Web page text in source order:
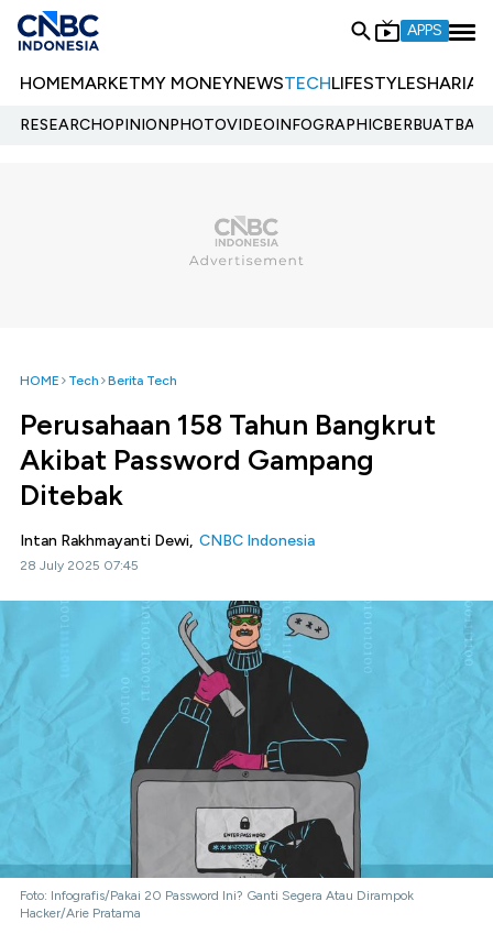
APPS
HOMEMARKETMY MONEYNEWSTECHLIFESTYLESHARIA
RESEARCHOPINIONPHOTOVIDEOINFOGRAPHIC
HOME Tech Berita Tech
Perusahaan 158 Tahun Bangkrut
Akibat Password Gampang
Ditebak
Intan Rakhmayanti Dewi, CNBC Indonesia
28 July 2025 07:45
Foto: Infografis/Pakai 20 Password Ini? Ganti Segera Atau Dirampok
Hacker/Arie Pratama